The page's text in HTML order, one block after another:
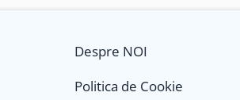
Despre NOI
Politica de Cookie